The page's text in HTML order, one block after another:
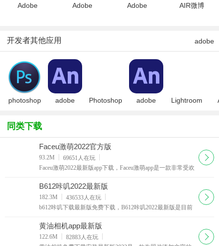
版
汉化绿色特
Adobe
件管理
器)v1.8中
Adobe
Adobe
AIR微博
开发者其他应用 adobe
photoshop
版
adobe
Photoshop
adobe
Lightroom
同类下载
Faceu激萌2022官方版
93.2M 69651 人在玩
Faceu激萌2022最新版app下载，Faceu激萌app是一款非常受欢
各种贴纸鬼脸，轻松变脸。
下载
B612咔叽2022最新版
182.3M 436533人在玩
b612咔叽下载最新版免费下载，B612咔叽2022最新版是目前
提供了超强大的美颜特效，还有海量的滤镜
下载
黄油相机app最新版
122.6M 82883人在玩
下载